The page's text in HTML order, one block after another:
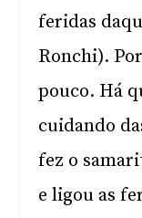
feridas
Ronchi).
pouco. Há
cuidando
fez o
e ligou as